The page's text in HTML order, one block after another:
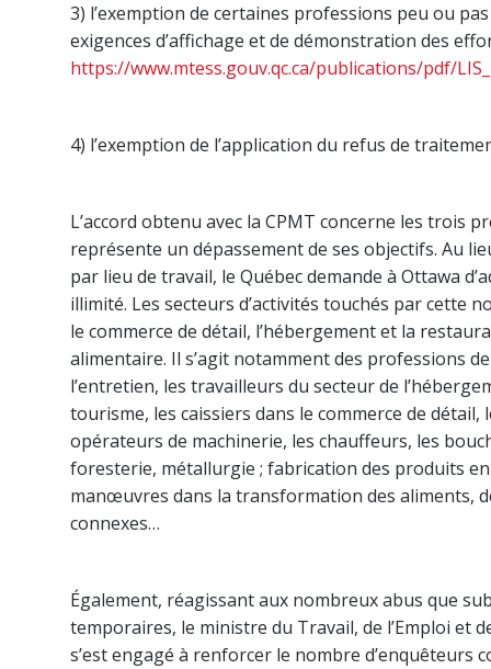
3) l’exemption de certaines professions peu ou
exigences d’affichage et de démonstration des
https://www.mtess.gouv.qc.ca/publications/pdf/
4) l’exemption de l’application du refus de
L’accord obtenu avec la CPMT concerne les trois
représente un dépassement de ses objectifs. Au
par lieu de travail, le Québec demande à Ottawa
illimité. Les secteurs d’activités touchés par cette
le commerce de détail, l’hébergement et la
alimentaire. Il s’agit notamment des professions
l’entretien, les travailleurs du secteur de
tourisme, les caissiers dans le commerce de
opérateurs de machinerie, les chauffeurs, les
foresterie, métallurgie ; fabrication des produits
manœuvres dans la transformation des aliments,
connexes…
Également, réagissant aux nombreux abus que
temporaires, le ministre du Travail, de l’Emploi et
s’est engagé à renforcer le nombre d’enquêteurs